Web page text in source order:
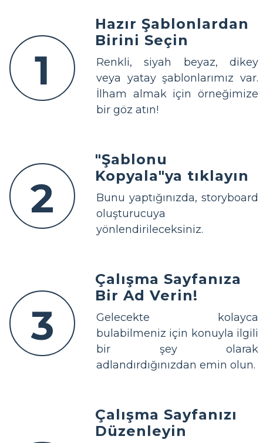
1
Hazır Şablonlardan
Birini Seçin
Renkli, siyah beyaz, dikey
veya yatay şablonlarımız var.
İlham almak için örneğimize
bir göz atın!
2
"Şablonu
Kopyala"ya tıklayın
Bunu yaptığınızda, storyboard
oluşturucuya
yönlendirileceksiniz.
3
Çalışma Sayfanıza
Bir Ad Verin!
Gelecekte kolayca
bulabilmeniz için konuyla ilgili
bir şey olarak
adlandırdığınızdan emin olun.
Çalışma Sayfanızı
Düzenleyin